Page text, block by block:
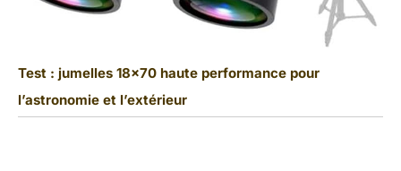
Test : jumelles 18×70 haute performance pour
l’astronomie et l’extérieur